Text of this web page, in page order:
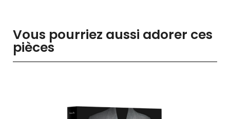
Vous pourriez aussi adorer ces
pièces